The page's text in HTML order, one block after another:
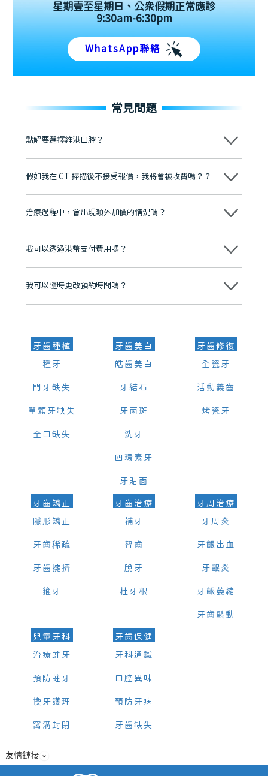
星期壹至星期日、公眾假期正常應診
9:30am-6:30pm
WhatsApp聯絡
常見問題
點解要選擇維港口腔？
維港口腔踐行「醫道濟世」的大學校訓，各分院匯聚來自香港、內地的
牌」、「2025香港企業領袖品牌」，是諾貝爾種植系統全球放心植牙中
至今已服務超過三十個國家和地區的顧客，受到粵港澳大灣區及周邊城
市市民極高的口碑評價及信任推薦 珠海、深圳設有八大分院，香港亦設
有咨詢及服務保障中心，有任何問題都可以隨時預約免費咨詢，讓人十
假如我在 CT 掃描後不接受報價，我將會被收費嗎？？
不會！只要未開始實際服務之前，你不會被收取任何費用。
治療過程中，會出現額外加價的情況嗎？
不會，治療前我們會詳細說明治療方案及對應的價錢，顧客同意並簽字
我可以透過港幣支付費用嗎？
可以。維港口腔會按照當日匯率轉算收取費用，而匯率會及時告知客人
我可以隨時更改預約時間嗎？
可以，請盡早通過wechat或whatsapp聯絡我們，告知我們你原本預約
牙齒種植
種牙
門牙缺失
單顆牙缺失
全口缺失
牙齒美白
皓齒美白
牙結石
牙菌斑
洗牙
四環素牙
牙貼面
牙齒修復
全瓷牙
活動義齒
烤瓷牙
牙齒矯正
隱形矯正
牙齒稀疏
牙齒擁擠
箍牙
牙齒治療
補牙
智齒
脫牙
杜牙根
牙周治療
牙周炎
牙齦出血
牙齦炎
牙齦萎縮
牙齒鬆動
兒童牙科
治療蛀牙
預防蛀牙
換牙護理
窩溝封閉
牙齒保健
牙科通識
口腔異味
預防牙病
牙齒缺失
友情鏈接